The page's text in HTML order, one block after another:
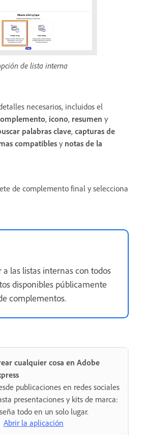
de lista interna
necesarios, incluidos el
, icono, resumen y
palabras clave, capturas de
compatibles y notas de la
de complemento final y selecciona
a las listas internas con todos
disponibles públicamente
complementos.
cualquier cosa en Adobe
publicaciones en redes sociales
presentaciones y kits de marca:
todo en un solo lugar.
Abrir la aplicación